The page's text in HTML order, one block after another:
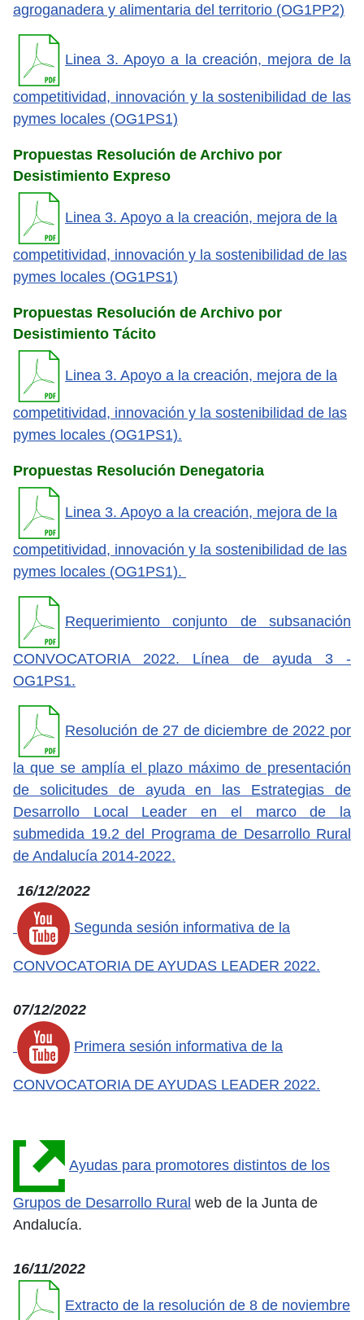
agroganadera y alimentaria del territorio (OG1PP2)
Linea 3. Apoyo a la creación, mejora de la
competitividad, innovación y la sostenibilidad de las
pymes locales (OG1PS1)
Propuestas Resolución de Archivo por
Desistimiento Expreso
Linea 3. Apoyo a la creación, mejora de la
competitividad, innovación y la sostenibilidad de las
pymes locales (OG1PS1)
Propuestas Resolución de Archivo por
Desistimiento Tácito
Linea 3. Apoyo a la creación, mejora de la
competitividad, innovación y la sostenibilidad de las
pymes locales (OG1PS1).
Propuestas Resolución Denegatoria
Linea 3. Apoyo a la creación, mejora de la
competitividad, innovación y la sostenibilidad de las
pymes locales (OG1PS1).
Requerimiento conjunto de subsanación
CONVOCATORIA 2022. Línea de ayuda 3 -
OG1PS1.
Resolución de 27 de diciembre de 2022 por
la que se amplía el plazo máximo de presentación
de solicitudes de ayuda en las Estrategias de
Desarrollo Local Leader en el marco de la
submedida 19.2 del Programa de Desarrollo Rural
de Andalucía 2014-2022.
16/12/2022
Segunda sesión informativa de la
CONVOCATORIA DE AYUDAS LEADER 2022.
07/12/2022
Primera sesión informativa de la
CONVOCATORIA DE AYUDAS LEADER 2022.
Ayudas para promotores distintos de los
Grupos de Desarrollo Rural web de la Junta de
Andalucía.
16/11/2022
Extracto de la resolución de 8 de noviembre